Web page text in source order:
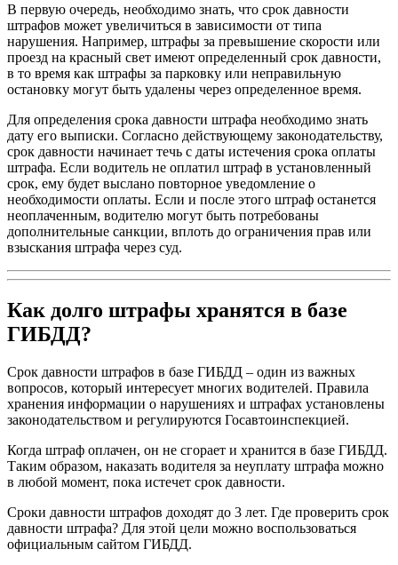
В первую очередь, необходимо знать, что срок давности
штрафов может увеличиться в зависимости от типа
нарушения. Например, штрафы за превышение скорости или
проезд на красный свет имеют определенный срок давности,
в то время как штрафы за парковку или неправильную
остановку могут быть удалены через определенное время.
Для определения срока давности штрафа необходимо знать
дату его выписки. Согласно действующему законодательству,
срок давности начинает течь с даты истечения срока оплаты
штрафа. Если водитель не оплатил штраф в установленный
срок, ему будет выслано повторное уведомление о
необходимости оплаты. Если и после этого штраф останется
неоплаченным, водителю могут быть потребованы
дополнительные санкции, вплоть до ограничения прав или
взыскания штрафа через суд.
Как долго штрафы хранятся в базе
ГИБДД?
Срок давности штрафов в базе ГИБДД – один из важных
вопросов, который интересует многих водителей. Правила
хранения информации о нарушениях и штрафах установлены
законодательством и регулируются Госавтоинспекцией.
Когда штраф оплачен, он не сгорает и хранится в базе ГИБДД.
Таким образом, наказать водителя за неуплату штрафа можно
в любой момент, пока истечет срок давности.
Сроки давности штрафов доходят до 3 лет. Где проверить срок
давности штрафа? Для этой цели можно воспользоваться
официальным сайтом ГИБДД.